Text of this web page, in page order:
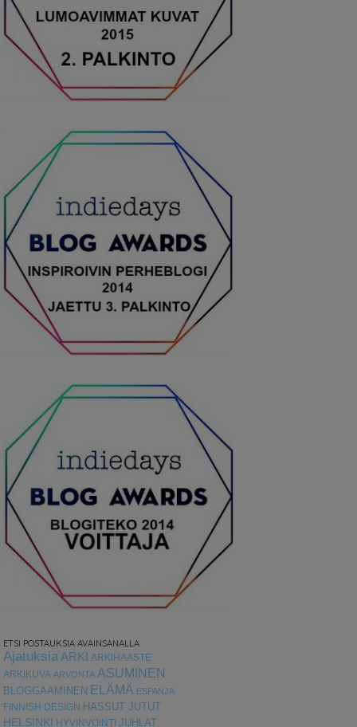
ETSI POSTAUKSIA AVAINSANALLA
AjatuksiaARKI ARKIHAASTE
ARKIKUVA ARVONTA ASUMINEN
BLOGGAAMINEN ELÄMÄ ESPANJA
FINNISH DESIGN HASSUT JUTUT
HELSINKI
HYVINVOINTI JUHLAT